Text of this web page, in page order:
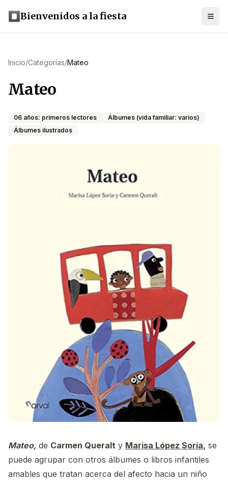
Bienvenidos a la fiesta
Inicio/Categorías/Mateo
Mateo
06 años: primeros lectores
Álbumes (vida familiar: varios)
Álbumes ilustrados
Mateo, de Carmen Queralt y Marisa López Soria, se
puede agrupar con otros álbumes o libros infantiles
amables que tratan acerca del afecto hacia un niño